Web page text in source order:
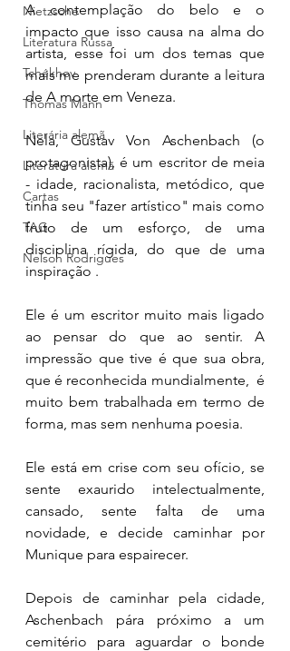
Nietzsche
Literatura Russa
Tchékhov
Thomas Mann
Literária alemã
Literatura alemã
Cartas
TAG
Nelson Rodrigues
A contemplação do belo e o
impacto que isso causa na alma do
artista, esse foi um dos temas que
mais me prenderam durante a leitura
de A morte em Veneza.
Nela, Gustav Von Aschenbach (o
protagonista), é um escritor de meia
- idade, racionalista, metódico, que
tinha seu "fazer artístico" mais como
fruto de um esforço, de uma
disciplina rígida, do que de uma
inspiração .
Ele é um escritor muito mais ligado
ao pensar do que ao sentir. A
impressão que tive é que sua obra,
que é reconhecida mundialmente,  é
muito bem trabalhada em termo de
forma, mas sem nenhuma poesia.
Ele está em crise com seu ofício, se
sente exaurido intelectualmente,
cansado, sente falta de uma
novidade, e decide caminhar por
Munique para espairecer.
Depois de caminhar pela cidade,
Aschenbach pára próximo a um
cemitério para aguardar o bonde